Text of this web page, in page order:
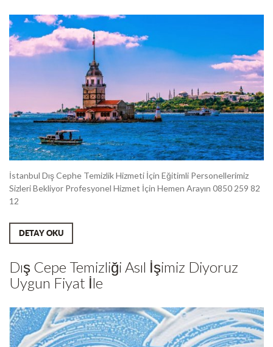
İstanbul Dış Cephe Temizlik Hizmeti İçin Eğitimli Personellerimiz
Sizleri Bekliyor Profesyonel Hizmet İçin Hemen Arayın 0850 259 82
12
DETAY OKU
Dış Cepe Temizliği Asıl İşimiz Diyoruz
Uygun Fiyat İle